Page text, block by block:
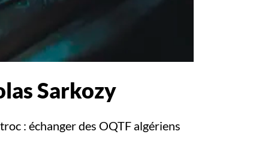
Sarkozy
: échanger des OQTF algériens